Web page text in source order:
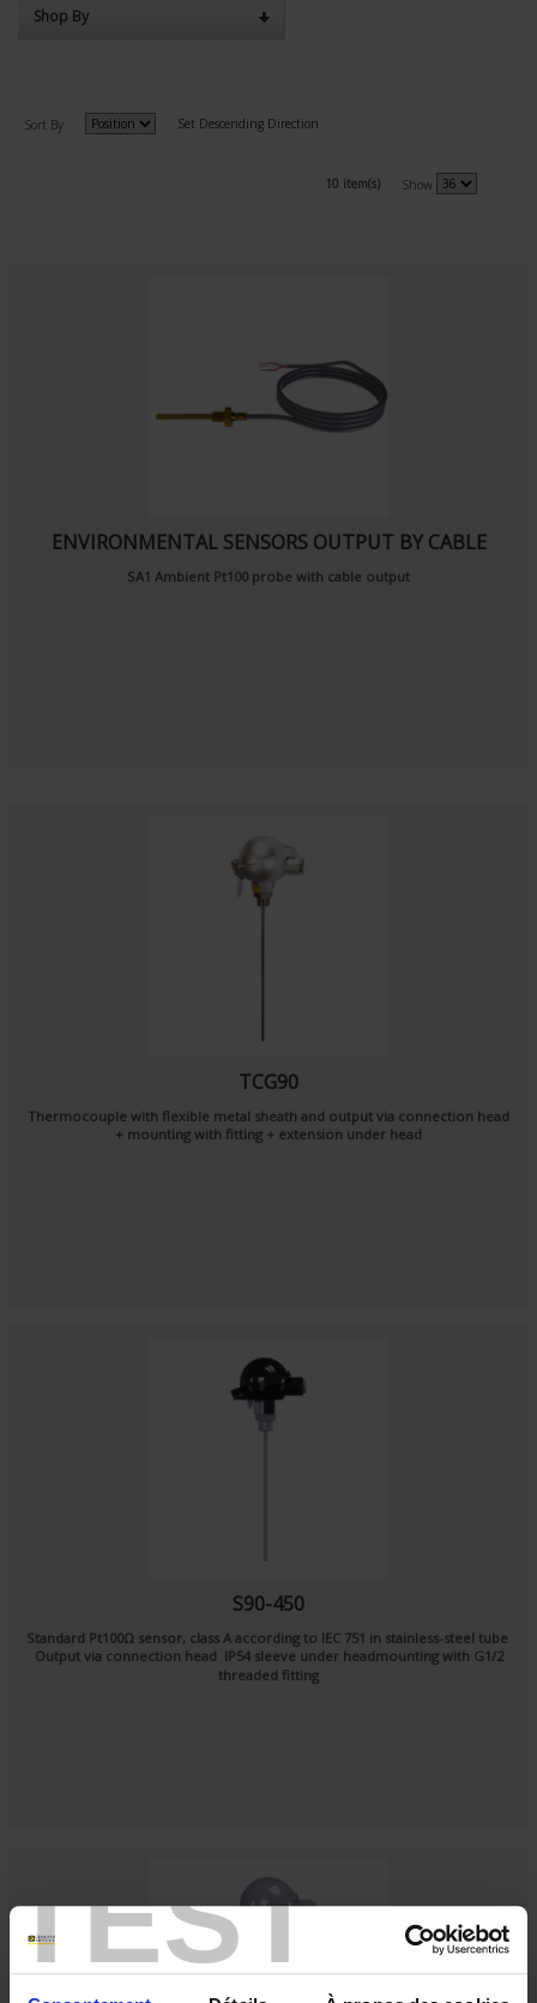
TEST
Shop By
Sort By Set Descending Direction
10 item(s) Show
ENVIRONMENTAL SENSORS OUTPUT BY CABLE
SA1 Ambient Pt100 probe with cable output
TCG90
Thermocouple with flexible metal sheath and output via connection head
+ mounting with fitting + extension under head
S90-450
Standard Pt100Ω sensor, class A according to IEC 751 in stainless-steel tube
Output via connection head IP54 sleeve under headmounting with G1/2
threaded fitting